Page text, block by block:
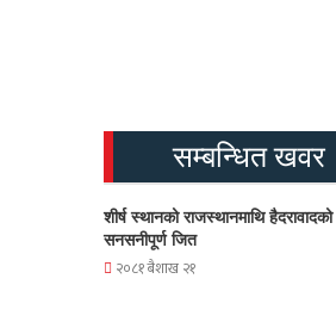
सम्बन्धित खवर
शीर्ष स्थानको राजस्थानमाथि
सनसनीपूर्ण जित
२०८१ बैशाख २१